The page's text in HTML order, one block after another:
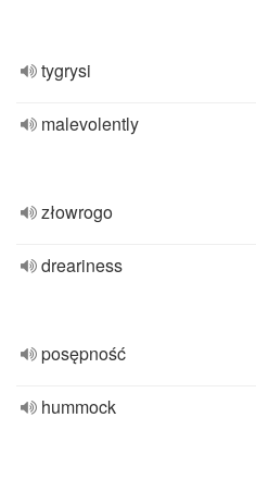
tygrysi
malevolently
złowrogo
dreariness
posępność
hummock